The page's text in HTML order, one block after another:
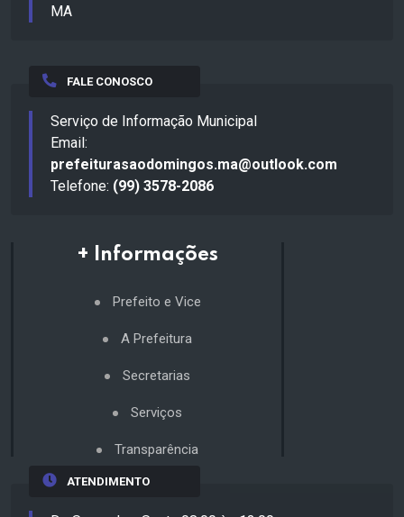
MA
FALE CONOSCO
Serviço de Informação Municipal
Email:
prefeiturasaodomingos.ma@outlook.com
Telefone: (99) 3578-2086
+ Informações
Prefeito e Vice
A Prefeitura
Secretarias
Serviços
Transparência
ATENDIMENTO